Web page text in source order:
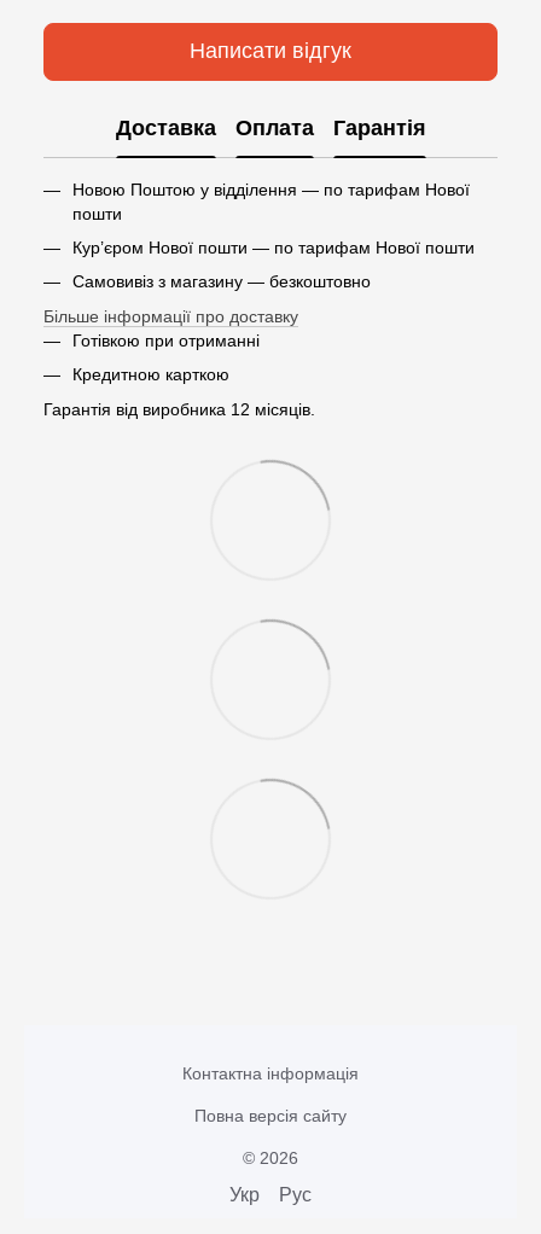
Написати відгук
Доставка Оплата Гарантія
Новою Поштою у відділення — по тарифам Нової
пошти
Кур’єром Нової пошти — по тарифам Нової пошти
Самовивіз з магазину — безкоштовно
Більше інформації про доставку
Готівкою при отриманні
Кредитною карткою
Гарантія від виробника 12 місяців.
Контактна інформація
Повна версія сайту
© 2026
Укр Рус